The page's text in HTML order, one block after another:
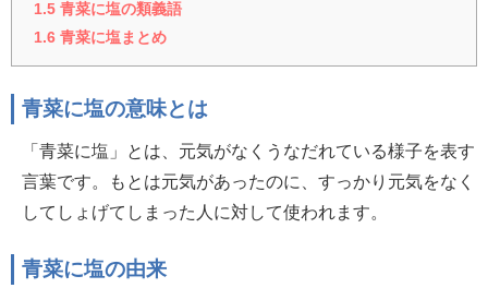
1.5 青菜に塩の類義語
1.6 青菜に塩まとめ
青菜に塩の意味とは
「青菜に塩」とは、元気がなくうなだれている様子を表す
言葉です。もとは元気があったのに、すっかり元気をなく
してしょげてしまった人に対して使われます。
青菜に塩の由来